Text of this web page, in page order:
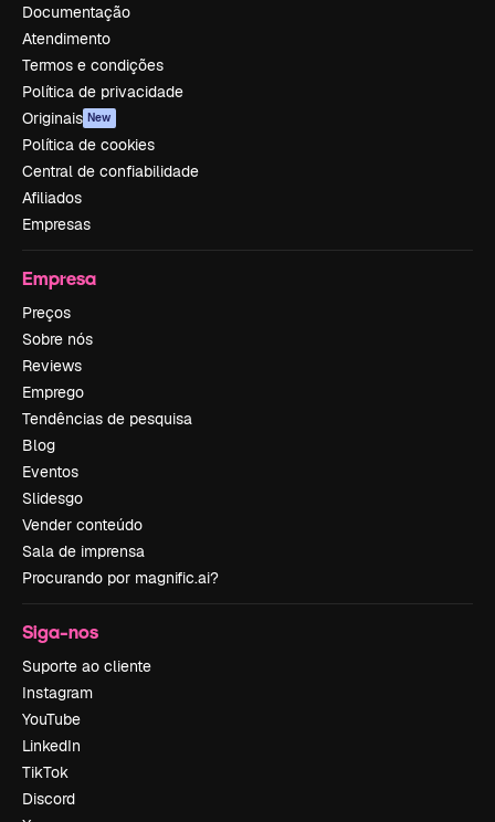
Documentação
Atendimento
Termos e condições
Política de privacidade
Originais New
Política de cookies
Central de confiabilidade
Afiliados
Empresas
Empresa
Preços
Sobre nós
Reviews
Emprego
Tendências de pesquisa
Blog
Eventos
Slidesgo
Vender conteúdo
Sala de imprensa
Procurando por magnific.ai?
Siga-nos
Suporte ao cliente
Instagram
YouTube
LinkedIn
TikTok
Discord